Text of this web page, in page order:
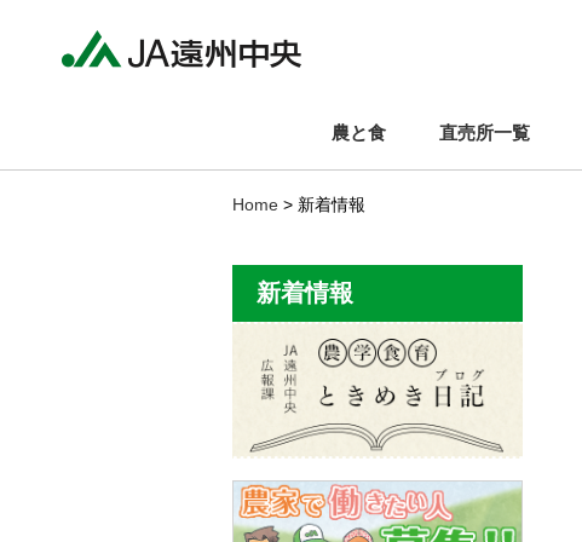
農と食 直売所一覧
Home > 新着情報
新着情報